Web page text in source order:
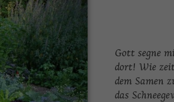
Gott segne
dort! Wie
dem Samen
das